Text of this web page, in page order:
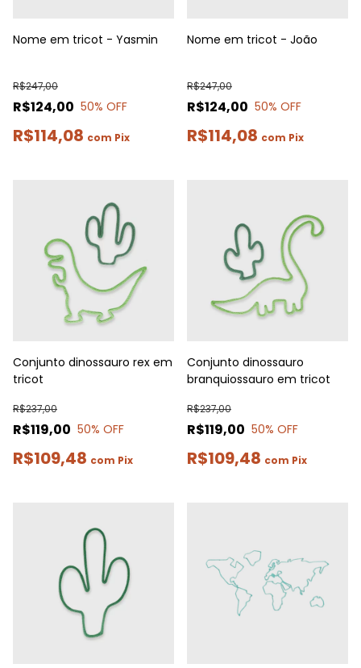
Nome em tricot - Yasmin
R$124,00
R$247,00
50% OFF
R$114,08 com Pix
Nome em tricot - João
R$124,00
R$247,00
50% OFF
R$114,08 com Pix
Conjunto dinossauro rex em
tricot
R$119,00
R$237,00
50% OFF
R$109,48 com Pix
Conjunto dinossauro
branquiossauro em tricot
R$119,00
R$237,00
50% OFF
R$109,48 com Pix